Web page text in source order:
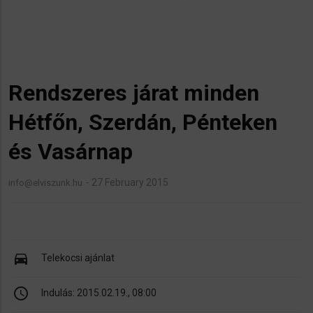
Rendszeres járat minden
Hétfőn, Szerdán, Pénteken
és Vasárnap
info@elviszunk.hu 27 February 2015
directions_car Telekocsi ajánlat
schedule Indulás: 2015.02.19., 08:00